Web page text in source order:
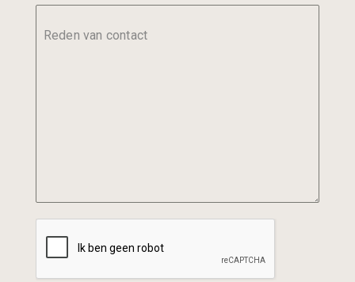
Reden van contact